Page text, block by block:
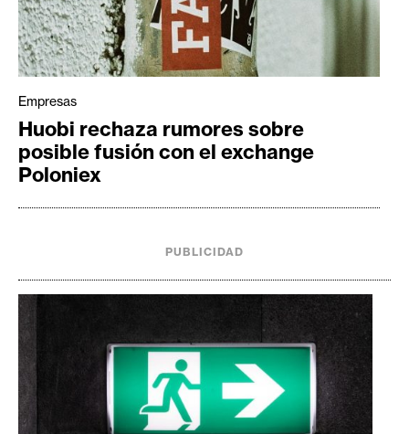
Empresas
Huobi rechaza rumores sobre
posible fusión con el exchange
Poloniex
PUBLICIDAD